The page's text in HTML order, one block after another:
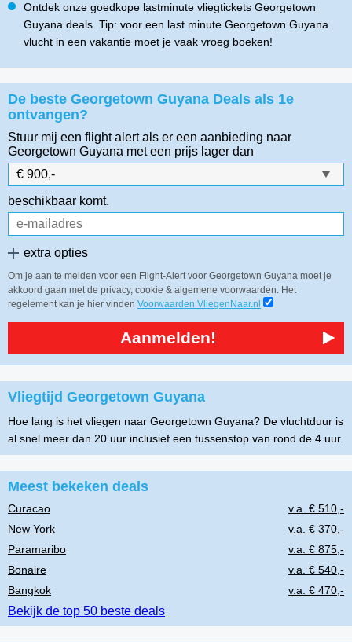
Ontdek onze goedkope lastminute vliegtickets Georgetown
Guyana deals. Tip: voor een last minute Georgetown Guyana
vlucht in een vakantie moet je vaak vroeg boeken!
De beste Georgetown Guyana Deals als 1e
ontvangen?
Stuur mij een flight alert als er een aanbieding naar
Georgetown Guyana met een prijs lager dan
beschikbaar komt.
extra opties
Om je aan te melden voor een Flight-Alert voor Georgetown Guyana moet je
akkoord gaan met de privacy, cookie & algemene voorwaarden. Het
regelement kan je hier vinden Voorwaarden VliegenNaar.nl
Aanmelden!
Vliegtijd Georgetown Guyana
Hoe lang is het vliegen naar Georgetown Guyana? De vluchtduur is
al snel meer dan 20 uur inclusief een tussenstop van rond de 4 uur.
Meest bekeken deals
Curacao
v.a. € 510,-
New York
v.a. € 370,-
Paramaribo
v.a. € 875,-
Bonaire
v.a. € 540,-
Bangkok
v.a. € 470,-
Bekijk de top 50 beste deals